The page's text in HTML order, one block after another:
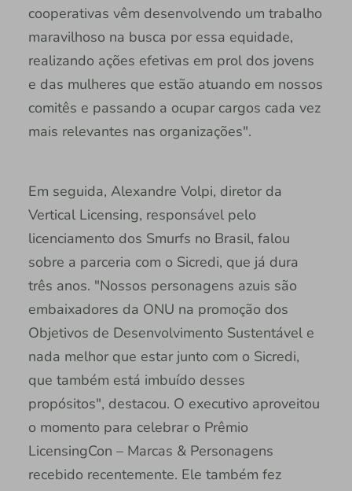
cooperativas vêm desenvolvendo um trabalho
maravilhoso na busca por essa equidade,
realizando ações efetivas em prol dos jovens
e das mulheres que estão atuando em nossos
comitês e passando a ocupar cargos cada vez
mais relevantes nas organizações".
Em seguida, Alexandre Volpi, diretor da
Vertical Licensing, responsável pelo
licenciamento dos Smurfs no Brasil, falou
sobre a parceria com o Sicredi, que já dura
três anos. "Nossos personagens azuis são
embaixadores da ONU na promoção dos
Objetivos de Desenvolvimento Sustentável e
nada melhor que estar junto com o Sicredi,
que também está imbuído desses
propósitos", destacou. O executivo aproveitou
o momento para celebrar o Prêmio
LicensingCon – Marcas & Personagens
recebido recentemente. Ele também fez